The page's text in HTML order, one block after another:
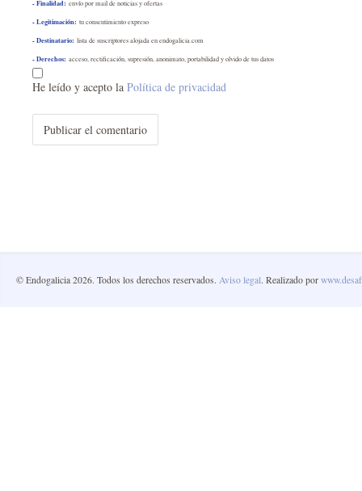
- Finalidad: envío por mail de noticias y ofertas
- Legitimación: tu consentimiento expreso
- Destinatario: lista de suscriptores alojada en endogalicia.com
- Derechos: acceso, rectificación, supresión, anonimato, portabilidad y olvido de tus datos
He leído y acepto la Política de privacidad
© Endogalicia 2026. Todos los derechos reservados. Aviso legal. Realizado por